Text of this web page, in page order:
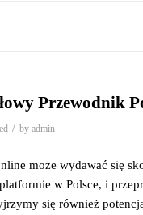
Przewodnik
/ by admin
może wydawać się
w Polsce, i
się również